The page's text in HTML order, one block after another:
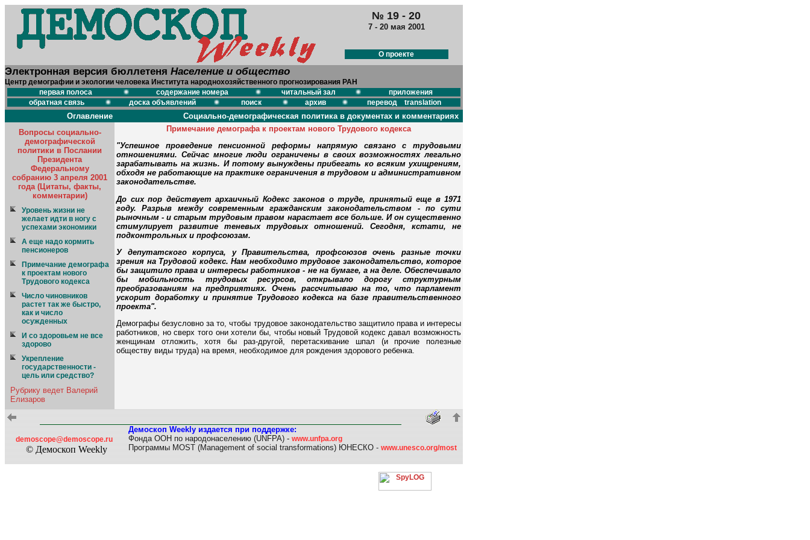
№ 19 - 20
7 - 20 мая 2001
О проекте
Электронная версия бюллетеня Население и общество
Центр демографии и экологии человека Института народнохозяйственного прогнозирования РАН
первая полоса
содержание номера читальный зал
приложения
обратная связь
доска объявлений поиск архив перевод translation
Оглавление
Социально-демографическая политика в документах и комментариях
Вопросы социально-
демографической
политики в Послании
Президента
Федеральному
собранию 3 апреля 2001
года (Цитаты, факты,
комментарии)
Уровень жизни не
желает идти в ногу с
успехами экономики
А еще надо кормить
пенсионеров
Примечание демографа
к проектам нового
Трудового кодекса
Число чиновников
растет так же быстро,
как и число
осужденных
И со здоровьем не все
здорово
Укрепление
государственности -
цель или средство?
Рубрику ведет Валерий
Елизаров
Примечание демографа к проектам нового Трудового кодекса
"Успешное проведение пенсионной реформы напрямую связано с трудовыми
отношениями. Сейчас многие люди ограничены в своих возможностях легально
зарабатывать на жизнь. И потому вынуждены прибегать ко всяким ухищрениям,
обходя не работающие на практике ограничения в трудовом и административном
законодательстве.
До сих пор действует архаичный Кодекс законов о труде, принятый еще в 1971
году. Разрыв между современным гражданским законодательством - по сути
рыночным - и старым трудовым правом нарастает все больше. И он существенно
стимулирует развитие теневых трудовых отношений. Сегодня, кстати, не
подконтрольных и профсоюзам.
У депутатского корпуса, у Правительства, профсоюзов очень разные точки
зрения на Трудовой кодекс. Нам необходимо трудовое законодательство, которое
бы защитило права и интересы работников - не на бумаге, а на деле. Обеспечивало
бы мобильность трудовых ресурсов, открывало дорогу структурным
преобразованиям на предприятиях. Очень рассчитываю на то, что парламент
ускорит доработку и принятие Трудового кодекса на базе правительственного
проекта".
Демографы безусловно за то, чтобы трудовое законодательство защитило права и интересы
работников, но сверх того они хотели бы, чтобы новый Трудовой кодекс давал возможность
женщинам отложить, хотя бы раз-другой, перетаскивание шпал (и прочие полезные
обществу виды труда) на время, необходимое для рождения здорового ребенка.
demoscope@demoscope.ru
© Демоскоп Weekly
Демоскоп Weekly издается при поддержке:
Фонда ООН по народонаселению (UNFPA) -www.unfpa.org
Программы MOST (Management of social transformations) ЮНЕСКО -www.unesco.org/most